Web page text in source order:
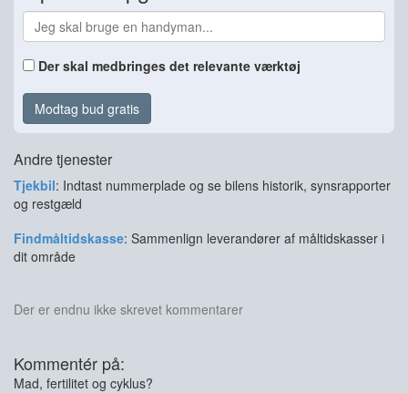
Der skal medbringes det relevante værktøj
Modtag bud gratis
Andre tjenester
Tjekbil: Indtast nummerplade og se bilens historik, synsrapporter
og restgæld
Findmåltidskasse: Sammenlign leverandører af måltidskasser i
dit område
Der er endnu ikke skrevet kommentarer
Kommentér på:
Mad, fertilitet og cyklus?